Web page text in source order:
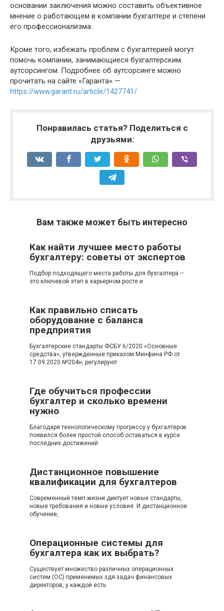
основании заключения можно составить объективное
мнение о работающем в компании бухгалтере и степени
его профессионализма.
Кроме того, избежать проблем с бухгалтерией могут
помочь компании, занимающиеся бухгалтерским
аутсорсингом. Подробнее об аутсорсинге можно
прочитать на сайте «Гаранта» —
https://www.garant.ru/article/1427741/
Понравилась статья? Поделиться с
друзьями:
Вам также может быть интересно
Как найти лучшее место работы
бухгалтеру: советы от экспертов
Подбор подходящего места работы для бухгалтера –
это ключевой этап в карьерном росте и
Как правильно списать
оборудование с баланса
предприятия
Бухгалтерские стандарты ФСБУ 6/2020 «Основные
средства», утвержденные приказом Минфина РФ от
17.09.2020 №204н, регулируют
Где обучиться профессии
бухгалтер и сколько времени
нужно
Благодаря технологическому прогрессу у бухгалтеров
появился более простой способ оставаться в курсе
последних достижений
Дистанционное повышение
квалификации для бухгалтеров
Современный темп жизни диктует новые стандарты,
новые требования и новые условия. И дистанционное
обучение,
Операционные системы для
бухгалтера как их выбрать?
Существует множество различных операционных
систем (ОС) применимых здя задач финансовых
директоров, у каждой есть